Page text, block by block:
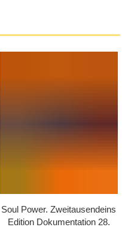
Soul Power. Zweitausendeins
Edition Dokumentation 28.